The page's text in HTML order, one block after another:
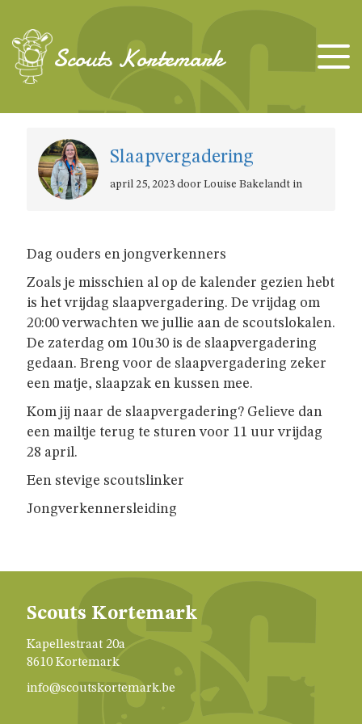
Scouts Kortemark
TAKKEN
KABOUTERS
WELPEN
JONGGIDSEN
JONGVERKENNERS
GIVERS
JINS
ONZE
Slaapvergadering
april 25, 2023 door Louise Bakelandt in
Dag ouders en jongverkenners
Zoals je misschien al op de kalender gezien hebt
is het vrijdag slaapvergadering. De vrijdag om
20:00 verwachten we jullie aan de scoutslokalen.
De zaterdag om 10u30 is de slaapvergadering
gedaan. Breng voor de slaapvergadering zeker
een matje, slaapzak en kussen mee.
Kom jij naar de slaapvergadering? Gelieve dan
een mailtje terug te sturen voor 11 uur vrijdag
28 april.
Een stevige scoutslinker
Jongverkennersleiding
Scouts Kortemark
Kapellestraat 20a
8610 Kortemark
info@scoutskortemark.be